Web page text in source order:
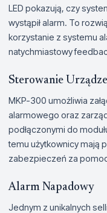
LED pokazują, czy
wystąpił alarm. To
korzystanie z systemu
natychmiastowy
Sterowanie
MKP-300 umożliwia
alarmowego oraz
podłączonymi do
temu użytkownicy mają
zabezpieczeń za
Alarm Napadowy
Jednym z unikalnych